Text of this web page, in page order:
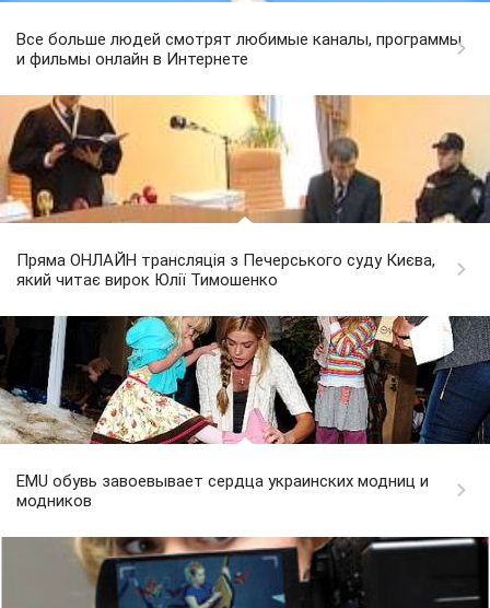
Все больше людей смотрят любимые каналы, программы
и фильмы онлайн в Интернете
Пряма ОНЛАЙН трансляція з Печерського суду Києва,
який читає вирок Юлії Тимошенко
EMU обувь завоевывает сердца украинских модниц и
модников